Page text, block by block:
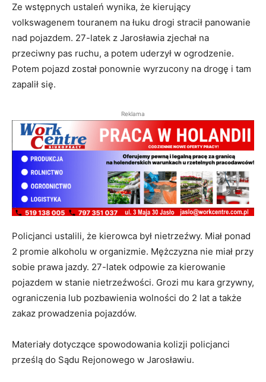
Ze wstępnych ustaleń wynika, że kierujący
volkswagenem touranem na łuku drogi stracił panowanie
nad pojazdem. 27-latek z Jarosławia zjechał na
przeciwny pas ruchu, a potem uderzył w ogrodzenie.
Potem pojazd został ponownie wyrzucony na drogę i tam
zapalił się.
Reklama
Policjanci ustalili, że kierowca był nietrzeźwy. Miał ponad
2 promie alkoholu w organizmie. Mężczyzna nie miał przy
sobie prawa jazdy. 27-latek odpowie za kierowanie
pojazdem w stanie nietrzeźwości. Grozi mu kara grzywny,
ograniczenia lub pozbawienia wolności do 2 lat a także
zakaz prowadzenia pojazdów.
Materiały dotyczące spowodowania kolizji policjanci
prześlą do Sądu Rejonowego w Jarosławiu.